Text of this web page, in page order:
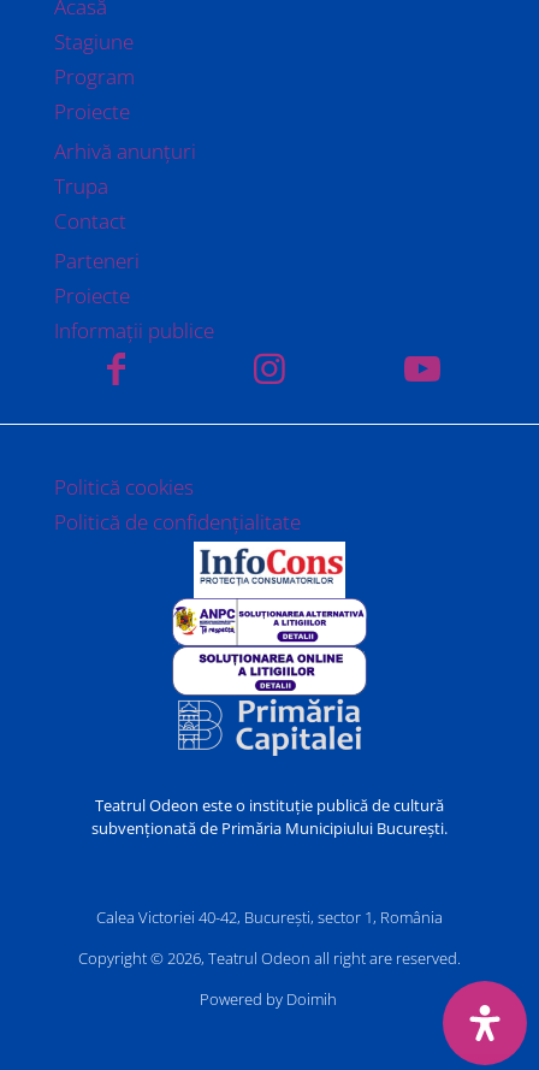
Acasă
Stagiune
Program
Proiecte
Arhivă anunțuri
Trupa
Contact
Parteneri
Proiecte
Informații publice
Politică cookies
Politică de confidențialitate
Teatrul Odeon este o instituție publică de cultură
subvenționată de Primăria Municipiului București.
Calea Victoriei 40-42, București, sector 1, România
Copyright © 2026, Teatrul Odeon all right are reserved.
Powered by Doimih